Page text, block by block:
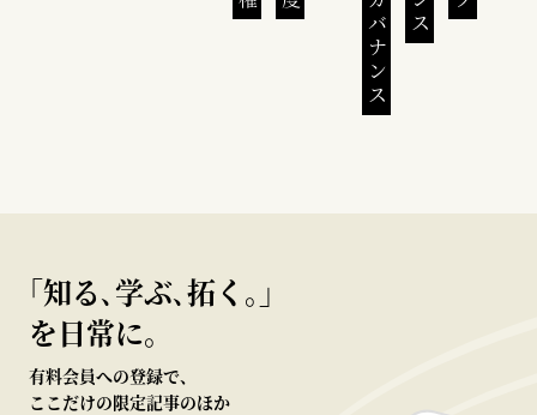
｢知る､学ぶ､拓く｡｣
を日常に。
有料会員への登録で、
ここだけの限定記事のほか